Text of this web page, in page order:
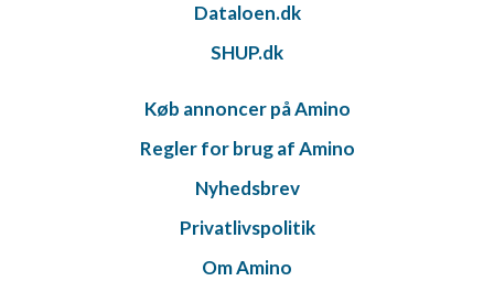
Dataloen.dk
SHUP.dk
Køb annoncer på Amino
Regler for brug af Amino
Nyhedsbrev
Privatlivspolitik
Om Amino